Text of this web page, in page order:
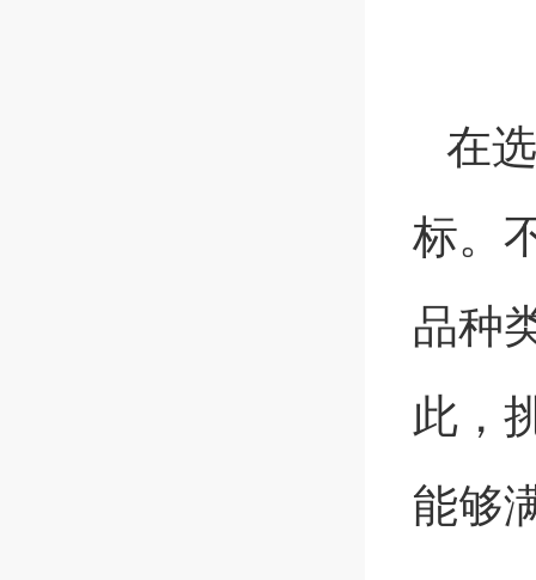
在
标。
品种
此，
能够